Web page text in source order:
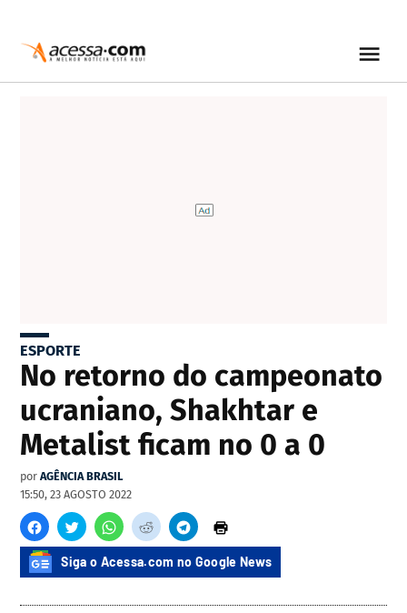
ESPORTE
No retorno do campeonato
ucraniano, Shakhtar e
Metalist ficam no 0 a 0
por AGÊNCIA BRASIL
15:50, 23 AGOSTO 2022
Siga o Acessa.com no Google News